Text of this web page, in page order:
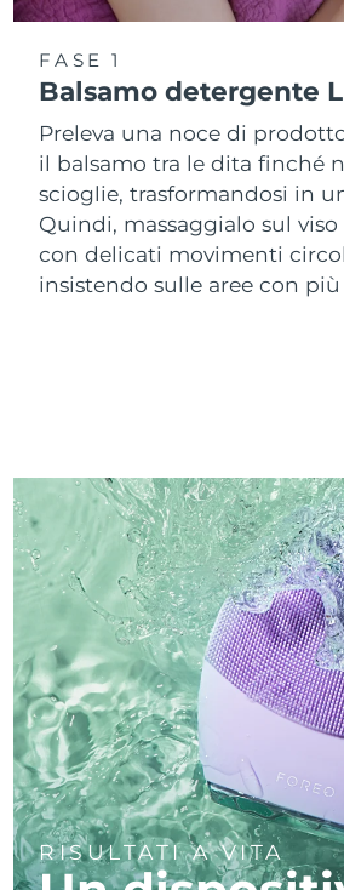
FASE 1
Balsamo detergente
Preleva una noce di
il balsamo tra le dita finché
scioglie, trasformandosi in
Quindi, massaggialo sul
con delicati movimenti
insistendo sulle aree con
RISULTATI A VITA